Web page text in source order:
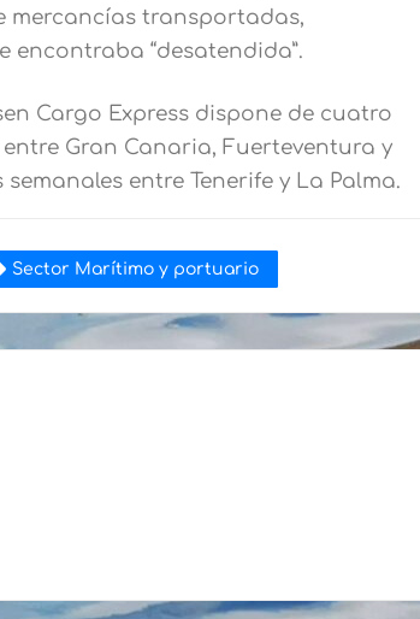
mercancías transportadas,
“desatendida”.
Cargo Express dispone de cuatro
Gran Canaria, Fuerteventura y
entre Tenerife y La Palma.
Sector Marítimo y portuario